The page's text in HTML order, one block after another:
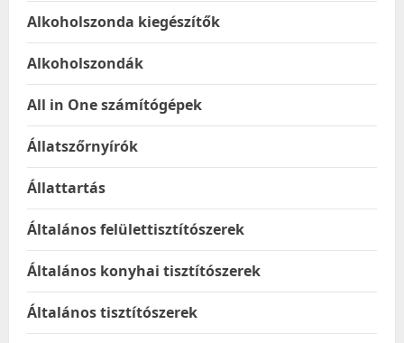
Alkoholszonda kiegészítők
Alkoholszondák
All in One számítógépek
Állatszőrnyírók
Állattartás
Általános felülettisztítószerek
Általános konyhai tisztítószerek
Általános tisztítószerek